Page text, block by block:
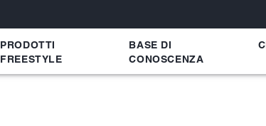
PRODOTTI
FREESTYLE
BASE DI
CONOSCENZA